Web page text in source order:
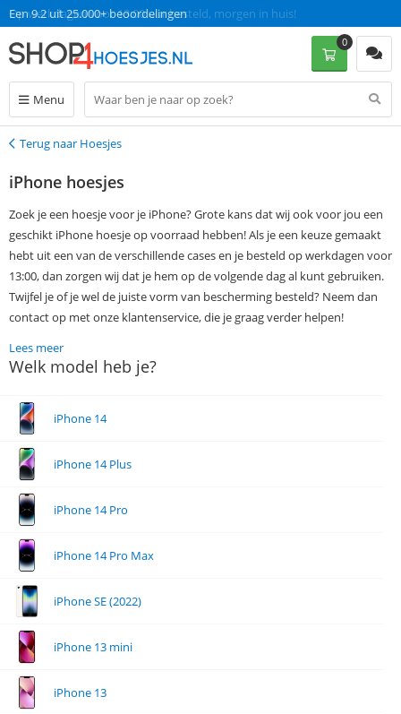
Op werkdagen voor 13:00 uur besteld, morgen in huis!
Menu
0
Terug
Terug naar Hoesjes
iPhone hoesjes
Zoek je een hoesje voor je iPhone? Grote kans dat wij ook voor jou een
geschikt iPhone hoesje op voorraad hebben! Als je een keuze gemaakt
hebt uit een van de verschillende cases en je besteld op werkdagen voor
13:00, dan zorgen wij dat je hem op de volgende dag al kunt gebruiken.
Twijfel je of je wel de juiste vorm van bescherming besteld? Neem dan
contact op met onze klantenservice, die je graag verder helpen!
Lees meer
Welk model heb je?
iPhone 14
iPhone 14 Plus
iPhone 14 Pro
iPhone 14 Pro Max
iPhone SE (2022)
iPhone 13 mini
iPhone 13